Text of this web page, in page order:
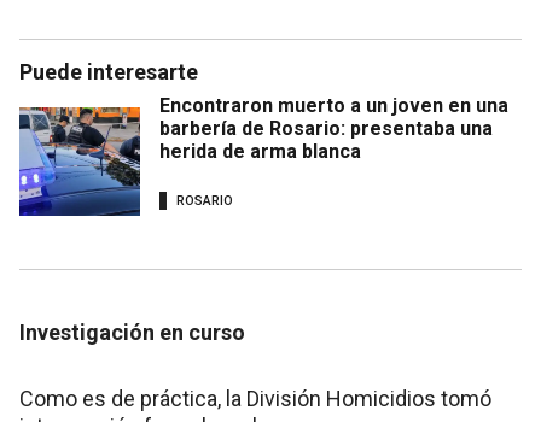
Puede interesarte
Encontraron muerto a un joven en una
barbería de Rosario: presentaba una
herida de arma blanca
ROSARIO
Investigación en curso
Como es de práctica, la División Homicidios tomó